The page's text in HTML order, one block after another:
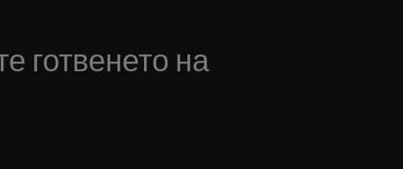
готвенето на